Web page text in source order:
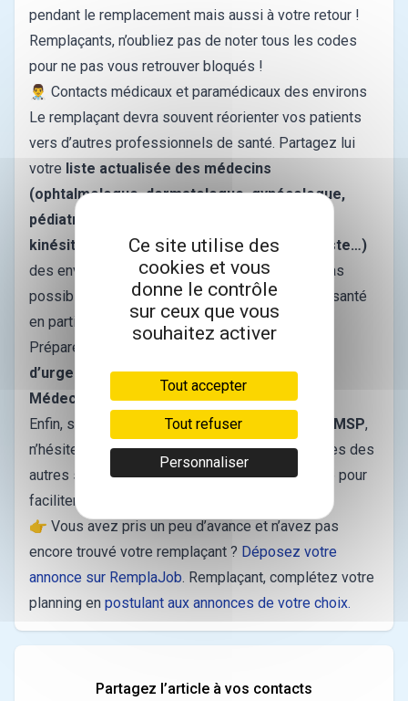
pendant le remplacement mais aussi à votre retour !
Remplaçants, n’oubliez pas de noter tous les codes
pour ne pas vous retrouver bloqués !
👨‍⚕️ Contacts médicaux et paramédicaux des environs
Le remplaçant devra souvent réorienter vos patients
vers d’autres professionnels de santé. Partagez lui
votre liste actualisée des médecins
(ophtalmologue, dermatologue, gynécologue,
pédiatre…) et paramédicaux (infirmier,
kinésithérapeute, sage-femme, orthophoniste…)
des environs. Nous vous rappelons qu’il n’est pas
possible de recommander un professionnel de santé
en particulier.
Préparez les
d’urgence, laboratoires d’analyses et SOS
Médecins
et mettez-les en évidence si besoin.
Enfin, si vous
exercez en centre de santé ou MSP,
n’hésitez pas à introduire votre remplaçant auprès des
autres soignants et de votre éventuel secrétaire pour
faciliter son intégration.
👉 Vous avez pris un peu d’avance et n’avez pas
encore trouvé votre remplaçant ? Déposez votre
annonce sur RemplaJob. Remplaçant, complétez votre
planning en postulant aux annonces de votre choix.
Partagez l’article à vos contacts
Ce site utilise des
cookies et vous
donne le contrôle
sur ceux que vous
souhaitez activer
Tout accepter
Tout refuser
Personnaliser